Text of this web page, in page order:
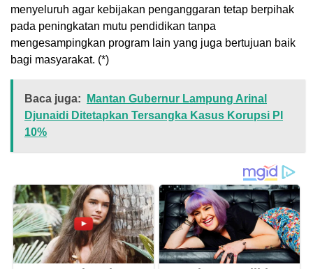
menyeluruh agar kebijakan penganggaran tetap berpihak
pada peningkatan mutu pendidikan tanpa
mengesampingkan program lain yang juga bertujuan baik
bagi masyarakat. (*)
Baca juga:
Mantan Gubernur Lampung Arinal
Djunaidi Ditetapkan Tersangka Kasus Korupsi PI
10%